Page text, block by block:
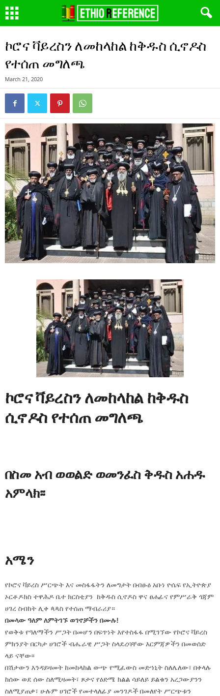
ኮሮና ቫይረስን ለመከላከል ከቅዱስ ሲኖዶስ
የተሰጠ መግለጫ
March 21, 2020
ኮሮና ቫይረስን ለመከላከል ከቅዱስ
ሲኖዶስ የተሰጠ መግለጫ
በስመ አብ ወወልድ ወመንፈስ ቅዱስ አሐዱ
አምላክ፡፡
አሜን
የኮሮና ቫይረስ ሥርጭት እና መስፋፋትን ለመግታት በብፁዕ አቡነ ዮሴፍ የኢትዮጵያ
ኦርቶዶክስ ተዋሕዶ ቤተ ክርስቲያን ከቅዱስ ሲኖዶስ ዋና ፀሐፊና የምሥራቅ ጎጃም
ሀገረ ስብከት ሊቀ ጳጳስ የተሰጠ ማብራሪያ።
በመላው ዓለም ለምትገኙ ወገኖቻችን በሙሉ!
የወቅቱ የዓለማችን ሥጋት በመሆን በፍጥነት እየተስፋፋ በሚገኘው የኮሮና ቫይረስ
ምክንያት በርካታ ሀገሮች ብሔራዊ ሥጋት ስላደረባቸው እርምጃዎችን በመወሰድ
ላይ ናቸው፡፡
በሽታውን እንዳይዛመት ከመከላከል ውጭ የሚፈውስ መድኀኒት ስለሌለው፣ በቀላሉ
ከሰው ወደ ሰው ስለሚዛመት፣ ጾታና የዕድሜ ክልል ሳይለይ ይልቁን አረጋውያንን
ስለሚያጠቃ፣ ሁሉም ሀገሮች የመተላለፊያ መንገዶች በመለየት ሥርጭቱን